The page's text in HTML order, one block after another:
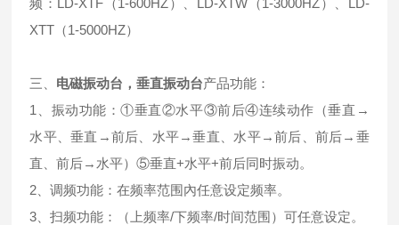
频：LD-XTF（1-600HZ）、LD-XTW（1-3000HZ）、LD-
XTT（1-5000HZ）
三、 电磁振动台，垂直振动台产品功能：
1、振动功能：①垂直②水平③前后④连续动作（垂直→
水平、垂直→前后、水平→垂直、水平→前后、前后→垂
直、前后→水平）⑤垂直+水平+前后同时振动。
2、调频功能：在频率范围內任意设定频率。
3、扫频功能：（上频率/下频率/时间范围）可任意设定。